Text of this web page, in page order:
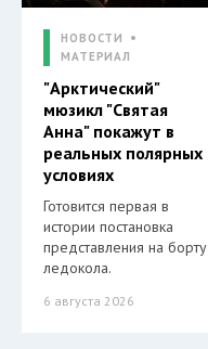
НОВОСТИ
МАТЕРИАЛ
"Арктический"
мюзикл "Святая
Анна" покажут в
реальных полярных
условиях
Готовится первая в
истории постановка
представления на борту
ледокола.
6 августа 2026